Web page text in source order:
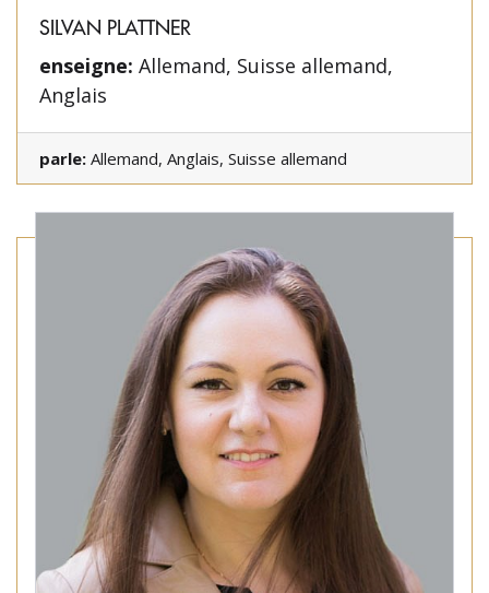
SILVAN PLATTNER
enseigne: Allemand, Suisse allemand,
Anglais
parle: Allemand, Anglais, Suisse allemand